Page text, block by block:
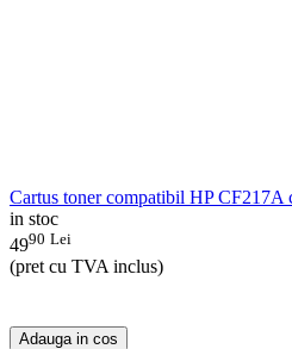
Cartus toner compatibil HP
in stoc
4990 Lei
(pret cu TVA inclus)
Adauga in cos